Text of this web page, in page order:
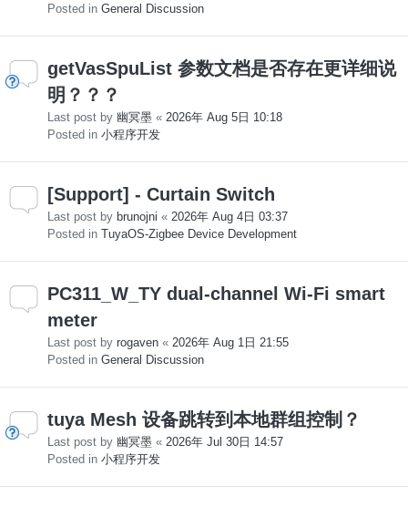
Posted in General Discussion
getVasSpuList 参数文档是否存在更详细说
明？？？
Last post by 幽冥墨 « 2026年 Aug 5日 10:18
Posted in 小程序开发
[Support] - Curtain Switch
Last post by brunojni « 2026年 Aug 4日 03:37
Posted in TuyaOS-Zigbee Device Development
PC311_W_TY dual-channel Wi-Fi smart
meter
Last post by rogaven « 2026年 Aug 1日 21:55
Posted in General Discussion
tuya Mesh 设备跳转到本地群组控制？
Last post by 幽冥墨 « 2026年 Jul 30日 14:57
Posted in 小程序开发